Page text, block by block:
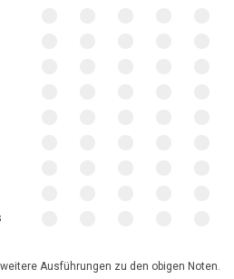
Ausführungen zu den obigen Noten.